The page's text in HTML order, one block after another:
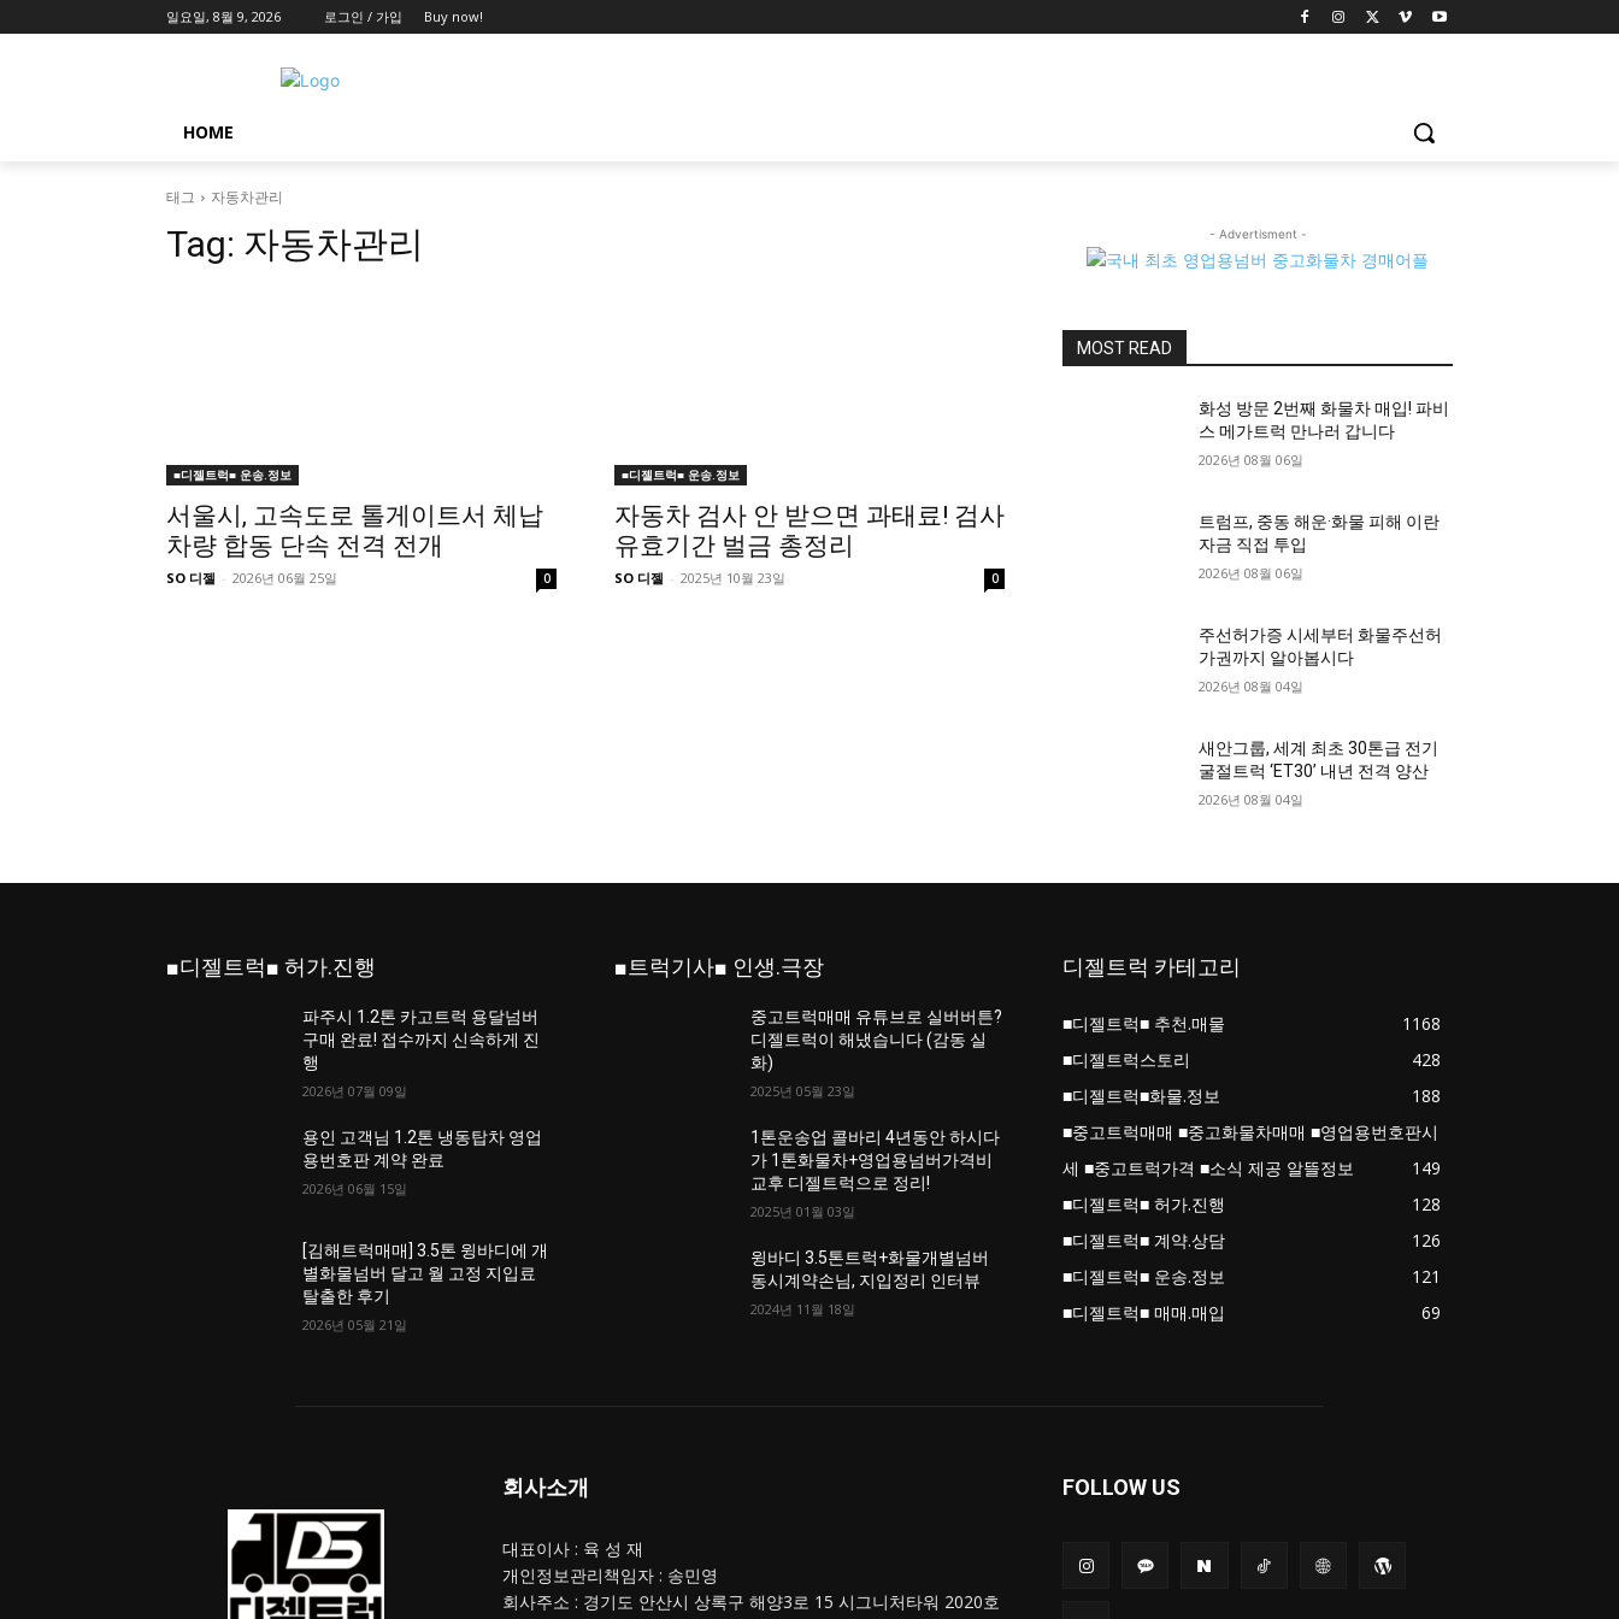
일요일, 8월 9, 2026 로그인 / 가입 Buy now!
HOME
태그 자동차관리
Tag: 자동차관리
■디젤트럭■ 운송.정보
서울시, 고속도로 톨게이트서 체납
차량 합동 단속 전격 전개
SO 디젤 - 2026년 06월 25일 0
■디젤트럭■ 운송.정보
자동차 검사 안 받으면 과태료! 검사
유효기간 벌금 총정리
SO 디젤 - 2025년 10월 23일 0
- Advertisment -
MOST READ
화성 방문 2번째 화물차 매입! 파비
스 메가트럭 만나러 갑니다
2026년 08월 06일
트럼프, 중동 해운·화물 피해 이란
자금 직접 투입
2026년 08월 06일
주선허가증 시세부터 화물주선허
가권까지 알아봅시다
2026년 08월 04일
새안그룹, 세계 최초 30톤급 전기
굴절트럭 ‘ET30’ 내년 전격 양산
2026년 08월 04일
■디젤트럭■ 허가.진행
파주시 1.2톤 카고트럭 용달넘버
구매 완료! 접수까지 신속하게 진
행
2026년 07월 09일
용인 고객님 1.2톤 냉동탑차 영업
용번호판 계약 완료
2026년 06월 15일
[김해트럭매매] 3.5톤 윙바디에 개
별화물넘버 달고 월 고정 지입료
탈출한 후기
2026년 05월 21일
■트럭기사■ 인생.극장
중고트럭매매 유튜브로 실버버튼?
디젤트럭이 해냈습니다 (감동 실
화)
2025년 05월 23일
1톤운송업 콜바리 4년동안 하시다
가 1톤화물차+영업용넘버가격비
교후 디젤트럭으로 정리!
2025년 01월 03일
윙바디 3.5톤트럭+화물개별넘버
동시계약손님, 지입정리 인터뷰
2024년 11월 18일
디젤트럭 카테고리
■디젤트럭■ 추천.매물
1168
■디젤트럭스토리
428
■디젤트럭■화물.정보
188
■중고트럭매매 ■중고화물차매매 ■영업용번호판시
세 ■중고트럭가격 ■소식 제공 알뜰정보
149
■디젤트럭■ 허가.진행
128
■디젤트럭■ 계약.상담
126
■디젤트럭■ 운송.정보
121
■디젤트럭■ 매매.매입
69
회사소개
대표이사 : 육 성 재
개인정보관리책임자 : 송민영
회사주소 : 경기도 안산시 상록구 해양3로 15 시그니처타워 2020호
FOLLOW US